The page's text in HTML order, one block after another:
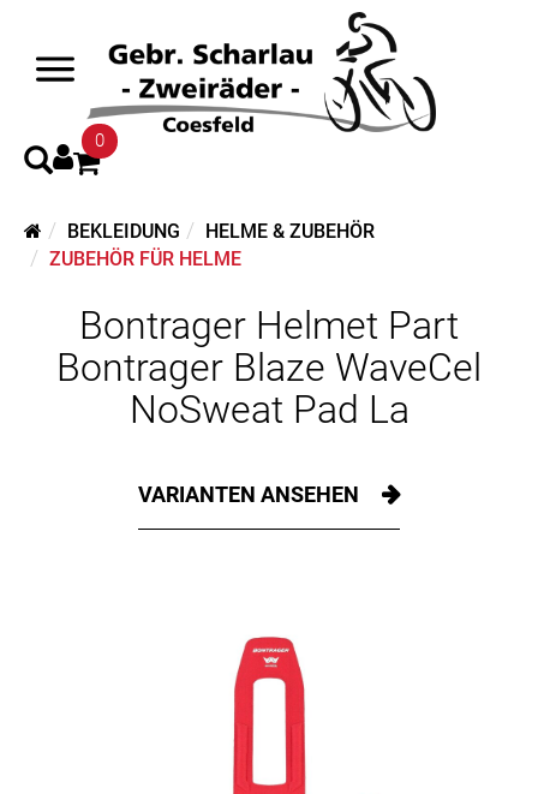
0
BEKLEIDUNG
HELME & ZUBEHÖR
ZUBEHÖR FÜR HELME
Bontrager Helmet Part
Bontrager Blaze WaveCel
NoSweat Pad La
VARIANTEN ANSEHEN